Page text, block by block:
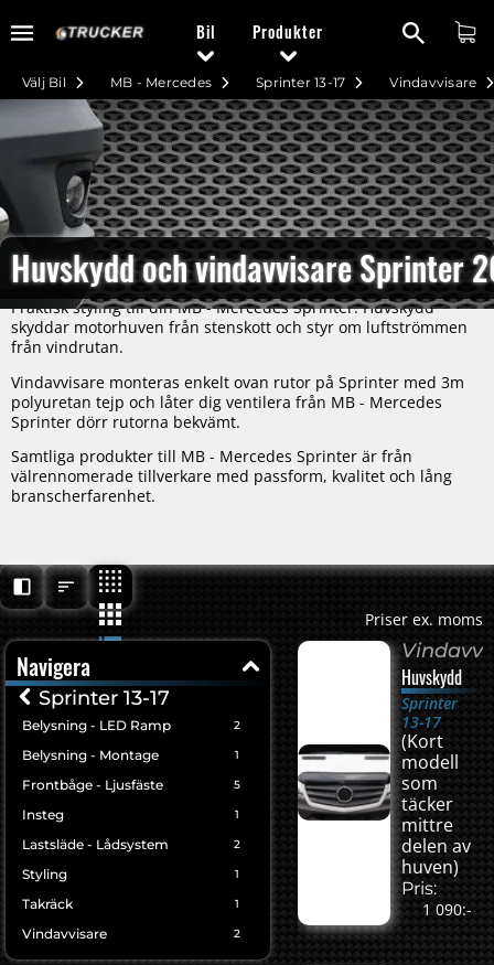
Bil Produkter
Vindavvisare
Sprinter 13-17
MB - Mercedes
Välj Bil
Huvskydd och vindavvisare Sprinter
Praktisk styling till din MB - Mercedes Sprinter. Huvskydd
skyddar motorhuven från stenskott och styr om luftströmmen
från vindrutan.
Vindavvisare monteras enkelt ovan rutor på Sprinter med 3m
polyuretan tejp och låter dig ventilera från MB - Mercedes
Sprinter dörr rutorna bekvämt.
Samtliga produkter till MB - Mercedes Sprinter är från
välrennomerade tillverkare med passform, kvalitet och lång
branscherfarenhet.
Priser ex. moms
Navigera
Sprinter 13-17
Belysning - LED Ramp 2
Belysning - Montage 1
Frontbåge - Ljusfäste 5
Insteg 1
Lastsläde - Lådsystem 2
Styling 1
Takräck 1
Vindavvisare 2
Huvskydd
Sprinter
13-17
(Kort
modell
som
täcker
mittre
delen av
huven)
Pris:
1 090:-